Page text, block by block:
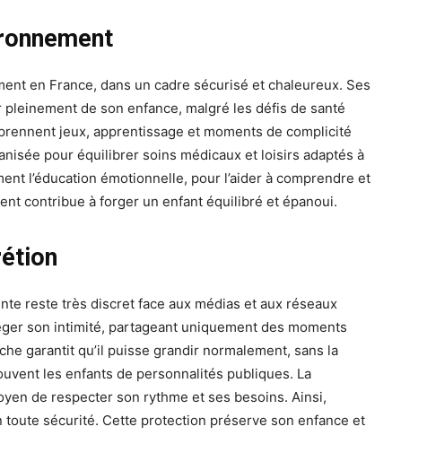
en France, dans un cadre sécurisé et chaleureux. Ses
de son enfance, malgré les défis de santé
jeux, apprentissage et moments de complicité
pour équilibrer soins médicaux et loisirs adaptés à
l’éducation émotionnelle, pour l’aider à comprendre et
contribue à forger un enfant équilibré et épanoui.
reste très discret face aux médias et aux réseaux
son intimité, partageant uniquement des moments
garantit qu’il puisse grandir normalement, sans la
les enfants de personnalités publiques. La
de respecter son rythme et ses besoins. Ainsi,
sécurité. Cette protection préserve son enfance et